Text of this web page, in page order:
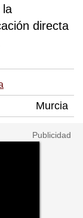
la
directa
Murcia